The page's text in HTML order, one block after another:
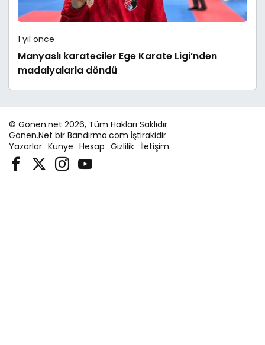
1 yıl önce
Manyaslı karateciler Ege Karate Ligi’nden
madalyalarla döndü
© Gonen.net 2026, Tüm Hakları Saklıdır
Gönen.Net bir Bandirma.com İştirakidir.
Yazarlar Künye Hesap Gizlilik İletişim